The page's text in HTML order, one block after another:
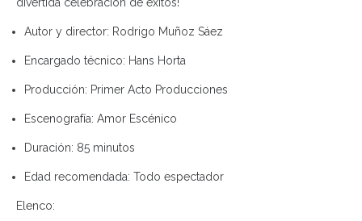
Autor y director: Rodrigo Muñoz Sáez
Encargado técnico: Hans Horta
Producción: Primer Acto Producciones
Escenografía: Amor Escénico
Duración: 85 minutos
Edad recomendada: Todo espectador
Elenco: